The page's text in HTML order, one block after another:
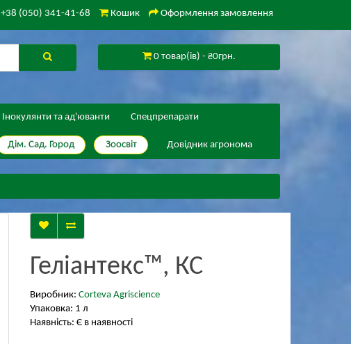
+38 (050) 341-41-68 Кошик Оформлення замовлення
0 товар(ів) - ₴0грн.
Інокулянти та ад'юванти Спецпрепарати
Дім. Сад. Город Зоосвіт Довідник агронома
Геліантекс™, КС
Виробник: Corteva Agriscience
Упаковка: 1 л
Наявність: Є в наявності